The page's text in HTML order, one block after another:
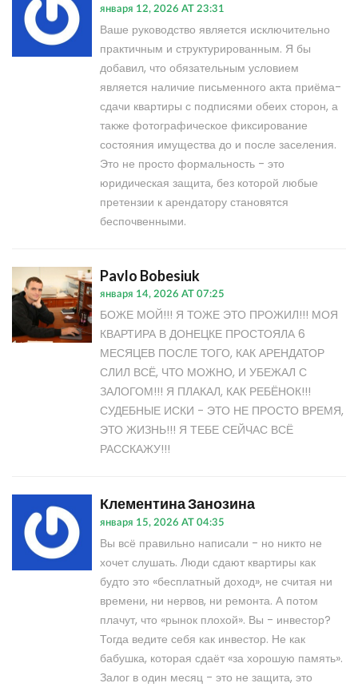
января 12, 2026 AT 23:31
Ваше руководство является исключительно
практичным и структурированным. Я бы
добавил, что обязательным условием
является наличие письменного акта приёма-
сдачи квартиры с подписями обеих сторон, а
также фотографическое фиксирование
состояния имущества до и после заселения.
Это не просто формальность - это
юридическая защита, без которой любые
претензии к арендатору становятся
беспочвенными.
Pavlo Bobesiuk
января 14, 2026 AT 07:25
БОЖЕ МОЙ!!! Я ТОЖЕ ЭТО ПРОЖИЛ!!! МОЯ
КВАРТИРА В ДОНЕЦКЕ ПРОСТОЯЛА 6
МЕСЯЦЕВ ПОСЛЕ ТОГО, КАК АРЕНДАТОР
СЛИЛ ВСЁ, ЧТО МОЖНО, И УБЕЖАЛ С
ЗАЛОГОМ!!! Я ПЛАКАЛ, КАК РЕБЁНОК!!!
СУДЕБНЫЕ ИСКИ - ЭТО НЕ ПРОСТО ВРЕМЯ,
ЭТО ЖИЗНЬ!!! Я ТЕБЕ СЕЙЧАС ВСЁ
РАССКАЖУ!!!
Клементина Занозина
января 15, 2026 AT 04:35
Вы всё правильно написали - но никто не
хочет слушать. Люди сдают квартиры как
будто это «бесплатный доход», не считая ни
времени, ни нервов, ни ремонта. А потом
плачут, что «рынок плохой». Вы - инвестор?
Тогда ведите себя как инвестор. Не как
бабушка, которая сдаёт «за хорошую память».
Залог в один месяц - это не защита, это